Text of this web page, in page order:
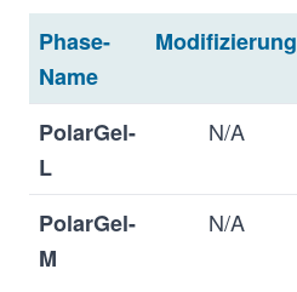
Phase-
Name
Modifizierung
PolarGel-
L
N/A
PolarGel-
M
N/A